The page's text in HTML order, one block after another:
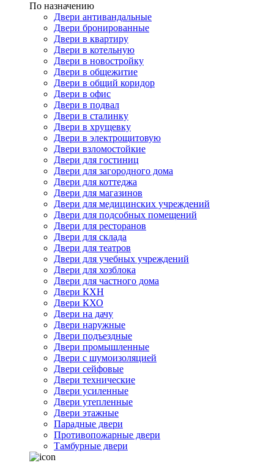
По назначению
Двери антивандальные
Двери бронированные
Двери в квартиру
Двери в котельную
Двери в новостройку
Двери в общежитие
Двери в общий коридор
Двери в офис
Двери в подвал
Двери в сталинку
Двери в хрущевку
Двери в электрощитовую
Двери взломостойкие
Двери для гостиниц
Двери для загородного дома
Двери для коттеджа
Двери для магазинов
Двери для медицинских учреждений
Двери для подсобных помещений
Двери для ресторанов
Двери для склада
Двери для театров
Двери для учебных учреждений
Двери для хозблока
Двери для частного дома
Двери КХН
Двери КХО
Двери на дачу
Двери наружные
Двери подъездные
Двери промышленные
Двери с шумоизоляцией
Двери сейфовые
Двери технические
Двери усиленные
Двери утепленные
Двери этажные
Парадные двери
Противопожарные двери
Тамбурные двери